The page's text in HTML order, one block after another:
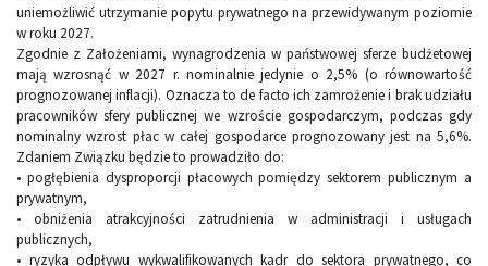
uniemożliwić utrzymanie popytu prywatnego na przewidywanym poziomie
w roku 2027.
Zgodnie z Założeniami, wynagrodzenia w państwowej sferze budżetowej
mają wzrosnąć w 2027 r. nominalnie jedynie o 2,5% (o równowartość
prognozowanej inflacji). Oznacza to de facto ich zamrożenie i brak udziału
pracowników sfery publicznej we wzroście gospodarczym, podczas gdy
nominalny wzrost płac w całej gospodarce prognozowany jest na 5,6%.
Zdaniem Związku będzie to prowadziło do:
• pogłębienia dysproporcji płacowych pomiędzy sektorem publicznym a
prywatnym,
• obniżenia atrakcyjności zatrudnienia w administracji i usługach
publicznych,
• ryzyka odpływu wykwalifikowanych kadr do sektora prywatnego, co